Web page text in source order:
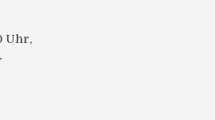
Uhr,